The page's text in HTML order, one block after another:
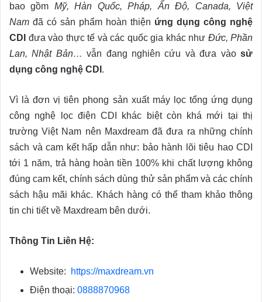
bao gồm Mỹ, Hàn Quốc, Pháp, Ấn Độ, Canada, Việt
Nam đã có sản phẩm hoàn thiện ứng dụng công nghệ
CDI đưa vào thực tế và các quốc gia khác như Đức, Phần
Lan, Nhật Bản…vẫn đang nghiên cứu và đưa vàosử
dụng công nghệ CDI .
Vì là đơn vị tiên phong sản xuất máy lọc tổng ứng dụng
công nghệ lọc điện CDI khác biệt còn khá mới tại thị
trường Việt Nam nên Maxdream đã đưa ra những chính
sách và cam kết hấp dẫn như: bảo hành lõi tiêu hao CDI
tới 1 năm, trả hàng hoàn tiền 100% khi chất lượng không
đúng cam kết, chính sách dùng thử sản phẩm và các chính
sách hậu mãi khác. Khách hàng có thể tham khảo thông
tin chi tiết về Maxdream bên dưới.
Thông Tin Liên Hệ:
Website:
https://maxdream.vn
Điện thoại: 0888870968